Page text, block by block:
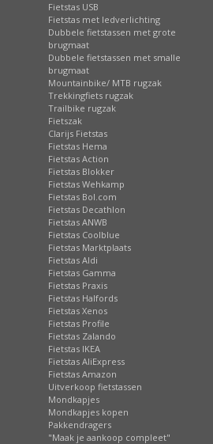
Fietstas USB
Fietstas met ledverlichting
Dubbele fietstassen met grote
brugmaat
Dubbele fietstassen met smalle
brugmaat
Mountainbike/ MTB rugzak
Trekkingfiets rugzak
Trailbike rugzak
Fietszak
Clarijs Fietstas
Fietstas Hema
Fietstas Action
Fietstas Blokker
Fietstas Wehkamp
Fietstas Bol.com
Fietstas Decathlon
Fietstas ANWB
Fietstas Coolblue
Fietstas Marktplaats
Fietstas Aldi
Fietstas Gamma
Fietstas Praxis
Fietstas Halfords
Fietstas Xenos
Fietstas Profile
Fietstas Zalando
Fietstas IKEA
Fietstas AliExpress
Fietstas Amazon
Uitverkoop fietstassen
Mondkapjes
Mondkapjes kopen
Pakkendragers
"Maak je aankoop compleet"